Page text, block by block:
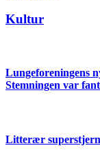
Kultur
Lungeforeningens
Stemningen var
Litterær